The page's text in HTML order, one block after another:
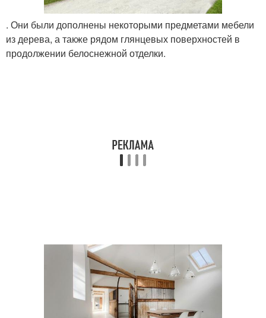
. Они были дополнены некоторыми предметами мебели
из дерева, а также рядом глянцевых поверхностей в
продолжении белоснежной отделки.